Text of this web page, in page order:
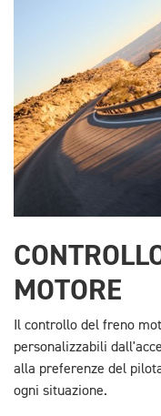
MOTORE
Il controllo del freno
personalizzabili
alla preferenze del
ogni situazione.